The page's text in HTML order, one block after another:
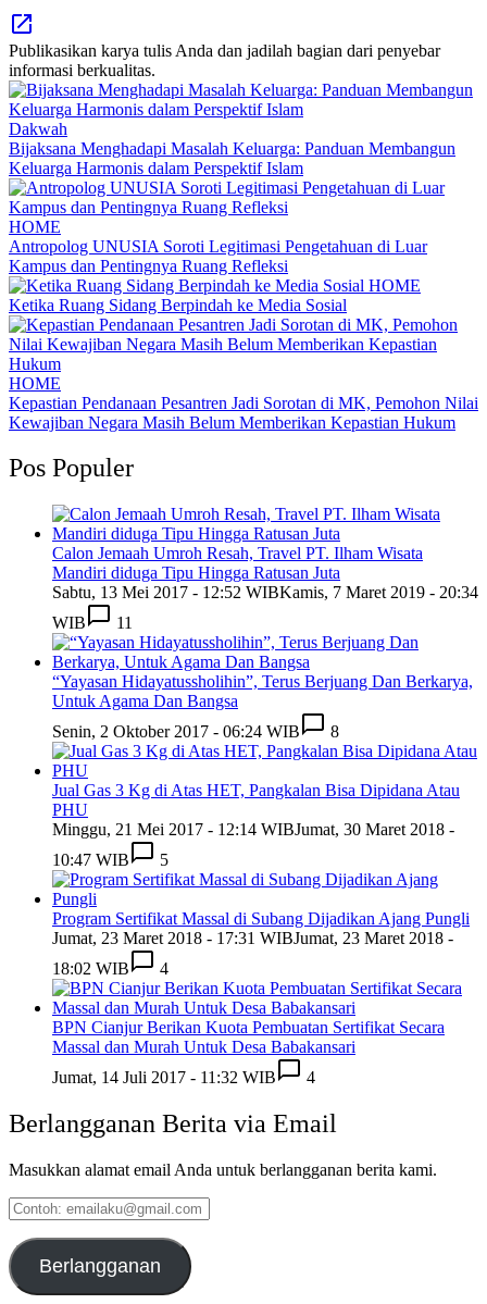
Publikasikan karya tulis Anda dan jadilah bagian dari penyebar
informasi berkualitas.
Dakwah
Bijaksana Menghadapi Masalah Keluarga: Panduan Membangun
Keluarga Harmonis dalam Perspektif Islam
HOME
Antropolog UNUSIA Soroti Legitimasi Pengetahuan di Luar
Kampus dan Pentingnya Ruang Refleksi
HOME
Ketika Ruang Sidang Berpindah ke Media Sosial
HOME
Kepastian Pendanaan Pesantren Jadi Sorotan di MK, Pemohon Nilai
Kewajiban Negara Masih Belum Memberikan Kepastian Hukum
Pos Populer
Calon Jemaah Umroh Resah, Travel PT. Ilham Wisata
Mandiri diduga Tipu Hingga Ratusan Juta
Sabtu, 13 Mei 2017 - 12:52 WIBKamis, 7 Maret 2019 - 20:34
WIB
11
“Yayasan Hidayatussholihin”, Terus Berjuang Dan Berkarya,
Untuk Agama Dan Bangsa
Senin, 2 Oktober 2017 - 06:24 WIB
8
Jual Gas 3 Kg di Atas HET, Pangkalan Bisa Dipidana Atau
PHU
Minggu, 21 Mei 2017 - 12:14 WIBJumat, 30 Maret 2018 -
10:47 WIB
5
Program Sertifikat Massal di Subang Dijadikan Ajang Pungli
Jumat, 23 Maret 2018 - 17:31 WIBJumat, 23 Maret 2018 -
18:02 WIB
4
BPN Cianjur Berikan Kuota Pembuatan Sertifikat Secara
Massal dan Murah Untuk Desa Babakansari
Jumat, 14 Juli 2017 - 11:32 WIB
4
Berlangganan Berita via Email
Masukkan alamat email Anda untuk berlangganan berita kami.
Contoh:
emailaku@gmail.com
Berlangganan